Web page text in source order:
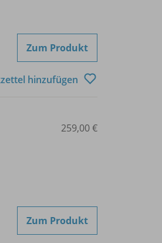
Zum Produkt
hinzufügen
259,00 €
Zum Produkt